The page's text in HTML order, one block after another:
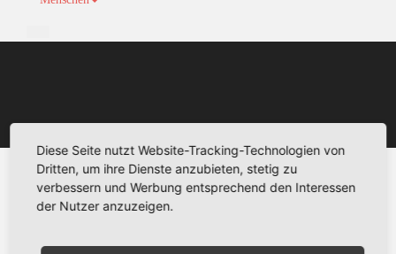
Diese Seite nutzt Website-Tracking-Technologien von
Dritten, um ihre Dienste anzubieten, stetig zu
verbessern und Werbung entsprechend den Interessen
der Nutzer anzuzeigen.